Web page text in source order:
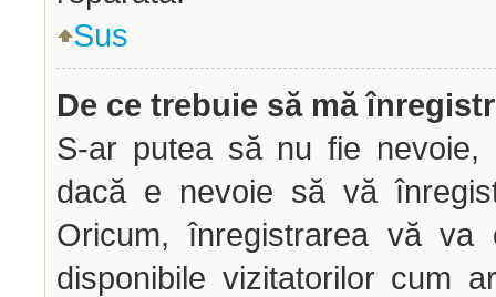
Sus
De ce trebuie să mă
S-ar putea să nu fie nevoie,
dacă e nevoie să vă
Oricum, înregistrarea vă
disponibile vizitatorilor cum